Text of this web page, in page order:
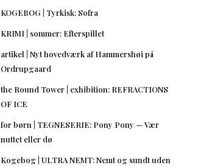
KOGEBOG | Tyrkisk: Sofra
KRIMI | sommer: Efterspillet
artikel | Nyt hovedværk af Hammershøi på
Ordrupgaard
the Round Tower | exhibition: REFRACTIONS
OF ICE
for børn | TEGNESERIE: Pony Pony — Vær
nuttet eller dø
Kogebog | ULTRA NEMT: Nemt og sundt uden